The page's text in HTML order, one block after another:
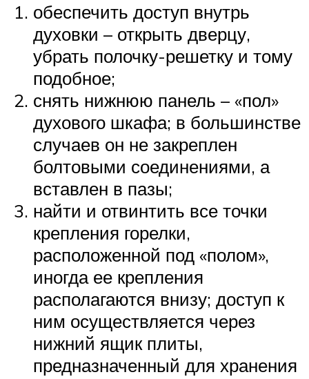
обеспечить доступ внутрь
духовки – открыть дверцу,
убрать полочку-решетку и тому
подобное;
снять нижнюю панель – «пол»
духового шкафа; в большинстве
случаев он не закреплен
болтовыми соединениями, а
вставлен в пазы;
найти и отвинтить все точки
крепления горелки,
расположенной под «полом»,
иногда ее крепления
располагаются внизу; доступ к
ним осуществляется через
нижний ящик плиты,
предназначенный для хранения